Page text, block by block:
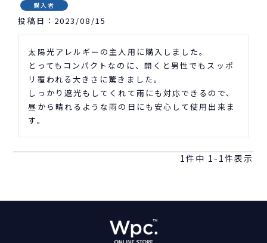
購入者
投稿日 2023/08/15
太陽光アレルギーの主人用に購入しました。
とってもコンパクトなのに、開くと男性でもスッポ
リ覆われる大きさに驚きました。
しっかり遮光もしてくれて雨にも対応できるので、
昼から晴れるような雨の日にも安心して使用出来ま
す。
1件中 1 - 1件表示